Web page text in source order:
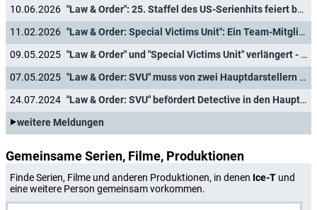
10.06.2026
"Law & Order": 25. Staffel des US-Serienhits feiert baldige Deutschlandpremiere
11.02.2026
"Law & Order: Special Victims Unit": Ein Team-Mitglied kehrt zurück
09.05.2025
"Law & Order" und "Special Victims Unit" verlängert - welche Auswirkungen haben Sparzwänge?
07.05.2025
"Law & Order: SVU" muss von zwei Hauptdarstellern Abschied nehmen
24.07.2024
"Law & Order: SVU" befördert Detective in den Hauptcast
weitere Meldungen
Gemeinsame Serien, Filme, Produktionen
Finde Serien, Filme und anderen Produktionen, in denen Ice-T und
eine weitere Person gemeinsam vorkommen.